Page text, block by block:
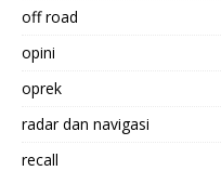
off road
opini
oprek
radar dan navigasi
recall